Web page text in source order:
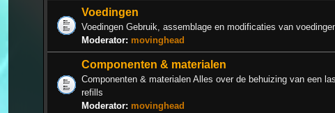
Voedingen
Voedingen Gebruik, assemblage en modificaties van
Moderator: movinghead
Componenten & materialen
Componenten & materialen Alles over de behuizing van een
refills
Moderator: movinghead